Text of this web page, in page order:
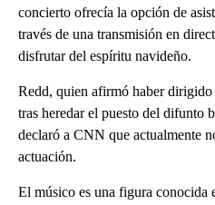
concierto ofrecía la opción de
través de una transmisión en
disfrutar del espíritu navideño.
Redd, quien afirmó haber dirigido
tras heredar el puesto del difunto
declaró a CNN que actualmente
actuación.
El músico es una figura conocida